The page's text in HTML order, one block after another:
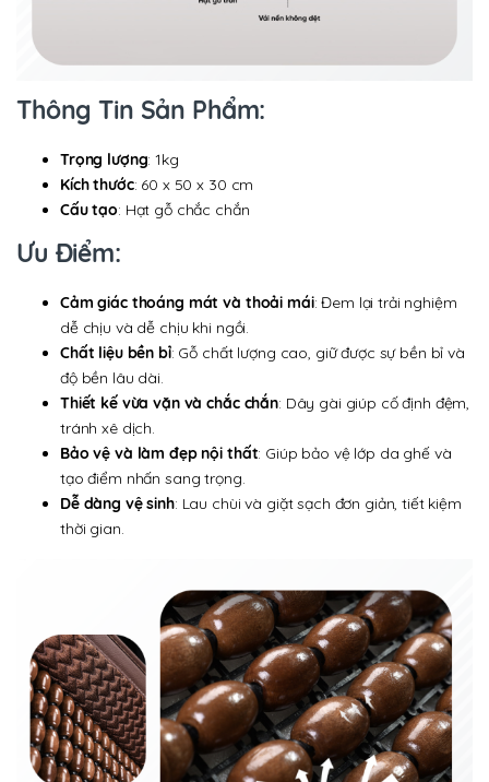
Thông Tin Sản Phẩm:
Trọng lượng: 1kg
Kích thước: 60 x 50 x 30 cm
Cấu tạo: Hạt gỗ chắc chắn
Ưu Điểm:
Cảm giác thoáng mát và thoải mái: Đem lại trải nghiệm
dễ chịu và dễ chịu khi ngồi.
Chất liệu bền bỉ: Gỗ chất lượng cao, giữ được sự bền bỉ và
độ bền lâu dài.
Thiết kế vừa vặn và chắc chắn: Dây gài giúp cố định đệm,
tránh xê dịch.
Bảo vệ và làm đẹp nội thất: Giúp bảo vệ lớp da ghế và
tạo điểm nhấn sang trọng.
Dễ dàng vệ sinh: Lau chùi và giặt sạch đơn giản, tiết kiệm
thời gian.